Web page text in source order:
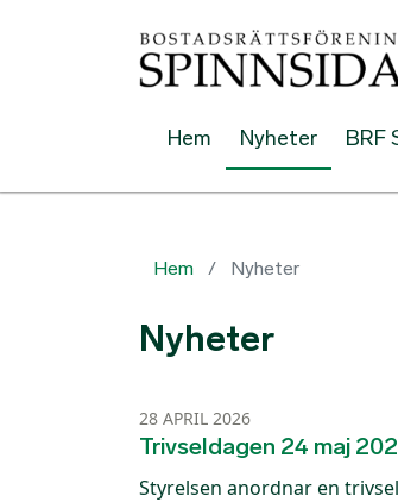
Hem Nyheter BRF
Hem Nyheter
Nyheter
28 APRIL 2026
Trivseldagen 24 maj
Styrelsen anordnar en